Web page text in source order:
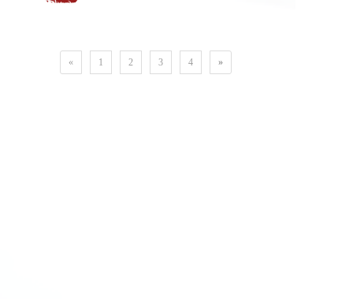
« 1 2 3 4 »